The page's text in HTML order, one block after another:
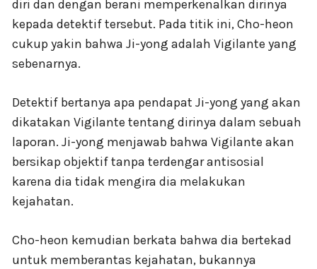
diri dan dengan berani memperkenalkan dirinya
kepada detektif tersebut. Pada titik ini, Cho-heon
cukup yakin bahwa Ji-yong adalah Vigilante yang
sebenarnya.
Detektif bertanya apa pendapat Ji-yong yang akan
dikatakan Vigilante tentang dirinya dalam sebuah
laporan. Ji-yong menjawab bahwa Vigilante akan
bersikap objektif tanpa terdengar antisosial
karena dia tidak mengira dia melakukan
kejahatan.
Cho-heon kemudian berkata bahwa dia bertekad
untuk memberantas kejahatan, bukannya